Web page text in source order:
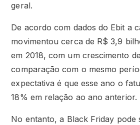
geral.
De acordo com dados do Ebit a
movimentou cerca de R$ 3,9
em 2018, com um crescimento
comparação com o mesmo
expectativa é que esse ano o
18% em relação ao ano anterior.
No entanto, a Black Friday pode